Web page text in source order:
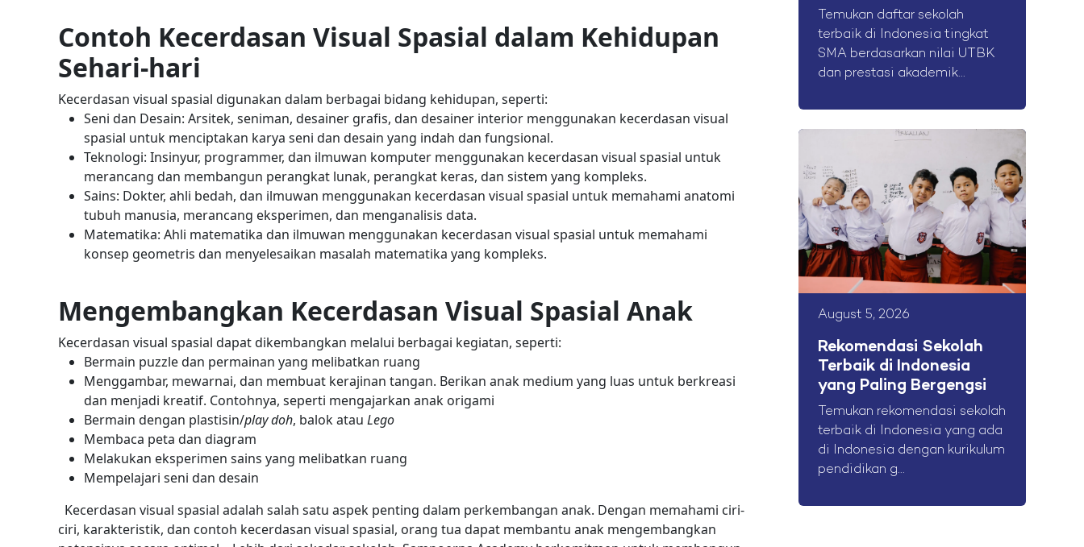
Contoh Kecerdasan Visual Spasial dalam Kehidupan
Sehari-hari
Kecerdasan visual spasial digunakan dalam berbagai bidang kehidupan, seperti:
Seni dan Desain: Arsitek, seniman, desainer grafis, dan desainer interior menggunakan kecerdasan visual
spasial untuk menciptakan karya seni dan desain yang indah dan fungsional.
Teknologi: Insinyur, programmer, dan ilmuwan komputer menggunakan kecerdasan visual spasial untuk
merancang dan membangun perangkat lunak, perangkat keras, dan sistem yang kompleks.
Sains: Dokter, ahli bedah, dan ilmuwan menggunakan kecerdasan visual spasial untuk memahami anatomi
tubuh manusia, merancang eksperimen, dan menganalisis data.
Matematika: Ahli matematika dan ilmuwan menggunakan kecerdasan visual spasial untuk memahami
konsep geometris dan menyelesaikan masalah matematika yang kompleks.
Mengembangkan Kecerdasan Visual Spasial Anak
Kecerdasan visual spasial dapat dikembangkan melalui berbagai kegiatan, seperti:
Bermain puzzle dan permainan yang melibatkan ruang
Menggambar, mewarnai, dan membuat kerajinan tangan. Berikan anak medium yang luas untuk berkreasi
dan menjadi kreatif. Contohnya, seperti mengajarkan anak origami
Bermain dengan plastisin/play doh, balok atau Lego
Membaca peta dan diagram
Melakukan eksperimen sains yang melibatkan ruang
Mempelajari seni dan desain
Kecerdasan visual spasial adalah salah satu aspek penting dalam perkembangan anak. Dengan memahami ciri-
ciri, karakteristik, dan contoh kecerdasan visual spasial, orang tua dapat membantu anak mengembangkan
Temukan daftar sekolah
terbaik di Indonesia tingkat
SMA berdasarkan nilai UTBK
dan prestasi akademik...
August 5, 2026
Rekomendasi Sekolah
Terbaik di Indonesia
yang Paling Bergengsi
Temukan rekomendasi sekolah
terbaik di Indonesia yang ada
di Indonesia dengan kurikulum
pendidikan g...